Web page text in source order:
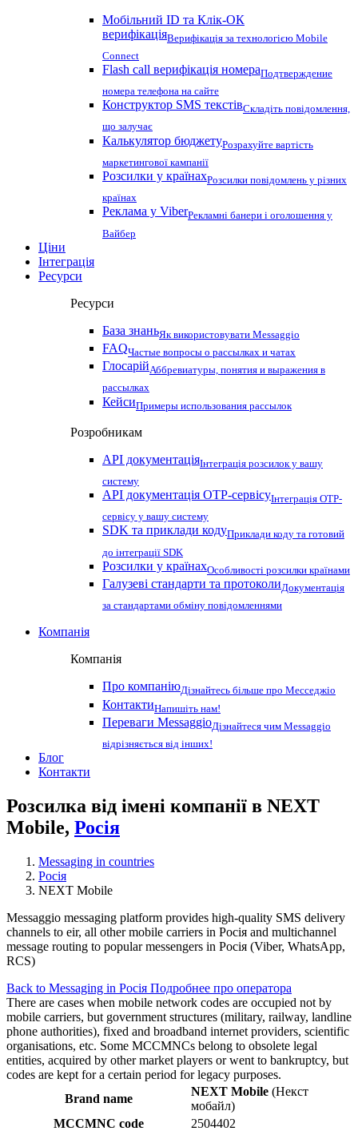
Мобільний ID та Клік-ОК
верифікаціяВерифікація за технологією Mobile
Connect
Flash call верифікація номераПодтверждение
номера телефона на сайте
Конструктор SMS текстівСкладіть повідомлення,
що залучає
Калькулятор бюджетуРозрахуйте вартість
маркетингової кампанії
Розсилки у країнахРозсилки повідомлень у різних
країнах
Реклама у ViberРекламні банери і оголошення у
Вайбер
Ціни
Інтеграція
Ресурси
Ресурси
База знаньЯк використовувати Messaggio
FAQЧастые вопросы о рассылках и чатах
ГлосарійАббревиатуры, понятия и выражения в
рассылках
КейсиПримеры использования рассылок
Розробникам
API документаціяІнтеграція розсилок у вашу
систему
API документація OTP-сервісуІнтеграція OTP-
сервісу у вашу систему
SDK та приклади кодуПриклади коду та готовий
до інтеграції SDK
Розсилки у країнахОсобливості розсилки країнами
Галузеві стандарти та протоколиДокументація
за стандартами обміну повідомленнями
Компанія
Компанія
Про компаніюДізнайтесь більше про Месседжіо
КонтактиНапишіть нам!
Переваги MessaggioДізнайтеся чим Messaggio
відрізняється від інших!
Блог
Контакти
Розсилка від імені компанії в NEXT
Mobile, Росія
Messaging in countries
Росія
NEXT Mobile
Messaggio messaging platform provides high-quality SMS delivery
channels to eir, all other mobile carriers in Росія and multichannel
message routing to popular messengers in Росія (Viber, WhatsApp,
RCS)
Back to Messaging in Росія Подробнее про оператора
There are cases when mobile network codes are occupied not by
mobile carriers, but government structures (military, railway, landline
phone authorities), fixed and broadband internet providers, scientific
organisations, etc. Some MCCMNCs belong to obsolete legal
entities, acquired by other market players or went to bankruptcy, but
codes are kept for a certain period for legacy purposes.
Brand name
NEXT Mobile (Некст
мобайл)
MCCMNC code
2504402